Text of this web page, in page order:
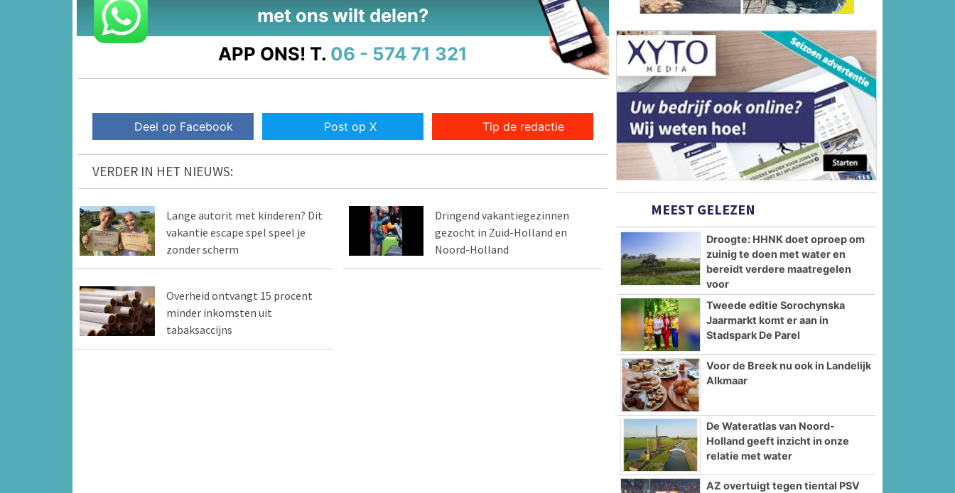
met ons wilt delen?
APP ONS! T. 06 - 574 71 321
Deel op Facebook Post op X Tip de redactie
VERDER IN HET NIEUWS:
Lange autorit met kinderen? Dit
vakantie escape spel speel je
zonder scherm
Dringend vakantiegezinnen
gezocht in Zuid-Holland en
Noord-Holland
Overheid ontvangt 15 procent
minder inkomsten uit
tabaksaccijns
MEEST GELEZEN
Droogte: HHNK doet oproep om
zuinig te doen met water en
bereidt verdere maatregelen
voor
Tweede editie Sorochynska
Jaarmarkt komt er aan in
Stadspark De Parel
Voor de Breek nu ook in Landelijk
Alkmaar
De Wateratlas van Noord-
Holland geeft inzicht in onze
relatie met water
AZ overtuigt tegen tiental PSV